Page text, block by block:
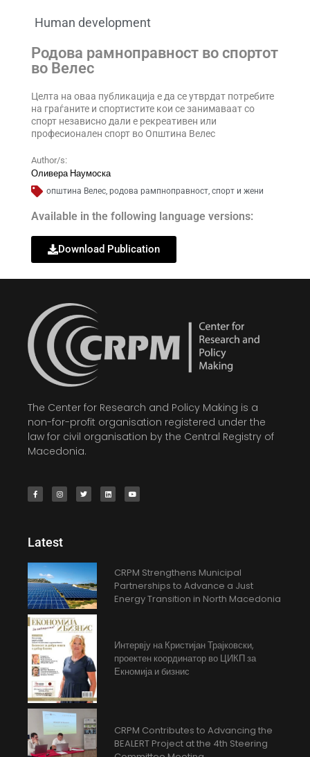
Human development
Родова рамноправност во спортот
во Велес
Целта на оваа публикација е да се утврдат потребите
на граѓаните и спортистите кои се занимаваат со
спорт независно дали е рекреативен или
професионален спорт во Општина Велес
Author/s:
Оливера Наумоска
општина Велес, родова рампноправност, спорт и жени
Available in the following language versions:
Download Publication
The Center for Research and Policy Making is a
non-for-profit organisation registered under the
law for civil organisation by the Central Registry of
Macedonia.
Latest
CRPM Strengthens Municipal
Partnerships to Advance a Just
Energy Transition in North Macedonia
Интервју на Кристијан Трајковски,
проектен координатор во ЦИКП за
Екномија и бизнис
CRPM Contributes to Advancing the
BEALERT Project at the 4th Steering